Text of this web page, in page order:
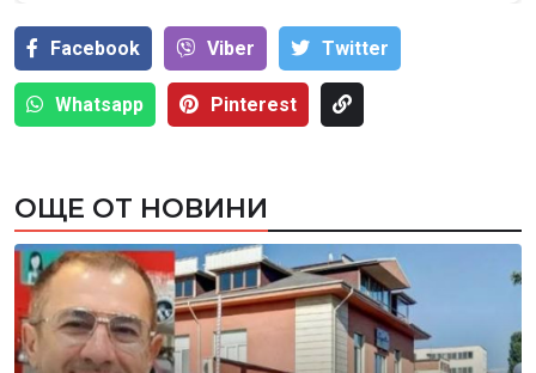
Facebook Viber Тwitter
Whatsapp Pinterest
ОЩЕ ОТ НОВИНИ